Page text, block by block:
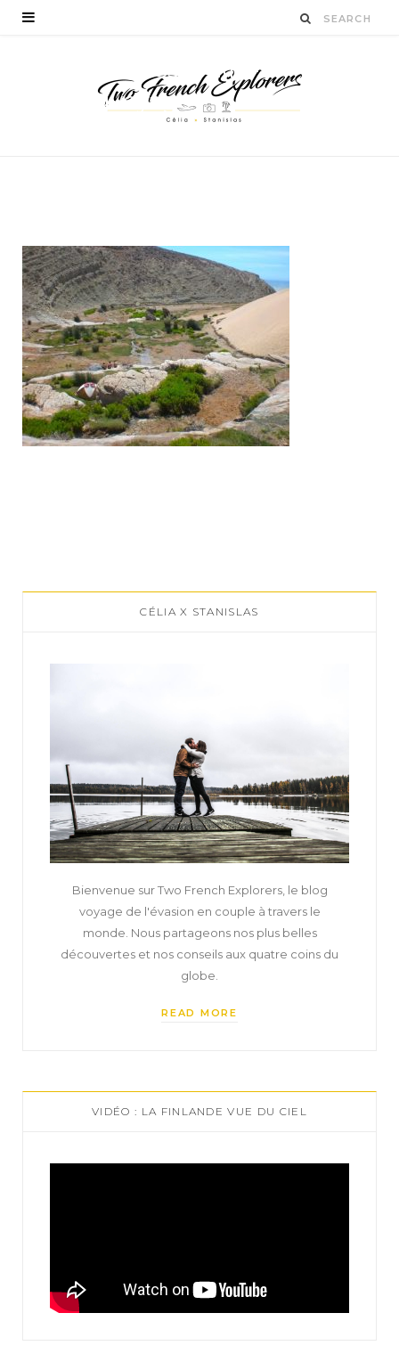
capsimessaouira-
blogvoyage-
twofrenchexplorers
CÉLIA X STANISLAS
Bienvenue sur Two French Explorers, le blog
voyage de l'évasion en couple à travers le
monde. Nous partageons nos plus belles
découvertes et nos conseils aux quatre coins du
globe.
READ MORE
VIDÉO : LA FINLANDE VUE DU CIEL